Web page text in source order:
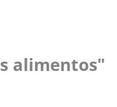
alimentos"